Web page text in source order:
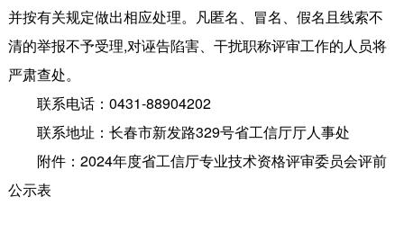
并按有关规定做出相应处理。凡匿名、冒名、假名且线索不
清的举报不予受理,对诬告陷害、干扰职称评审工作的人员将
严肃查处。
联系电话：0431-88904202
联系地址：长春市新发路329号省工信厅厅人事处
附件：2024年度省工信厅专业技术资格评审委员会评前
公示表